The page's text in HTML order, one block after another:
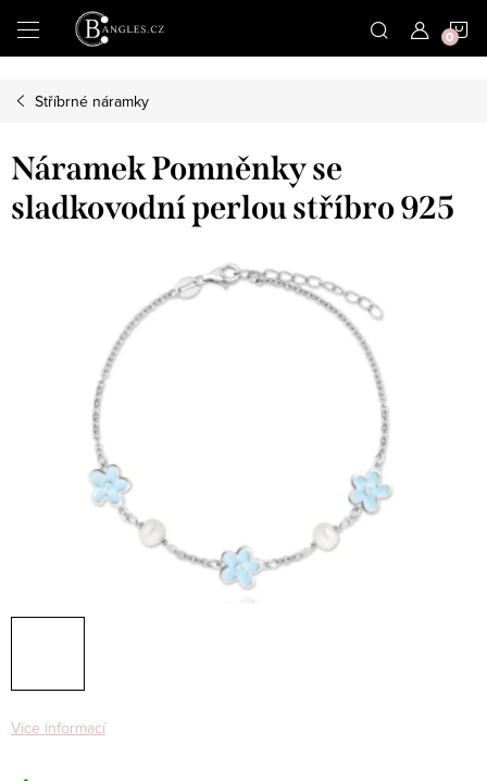
Přejít
na
Stříbrné náramky
Náramek Pomněnky se
sladkovodní perlou stříbro 925
Více informací